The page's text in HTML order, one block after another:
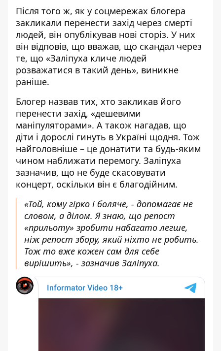
Після того ж, як у соцмережах блогера
закликали перенести захід через смерті
людей, він опублікував нові сторіз. У них
він відповів, що вважав, що скандал через
те, що «Заліпуха кличе людей
розважатися в такий день», виникне
раніше.
Блогер назвав тих, хто закликав його
перенести захід, «дешевими
маніпуляторами». А також нагадав, що
діти і дорослі гинуть в Україні щодня. Тож
найголовніше – це донатити та будь-яким
чином наближати перемогу. Заліпуха
зазначив, що не буде скасовувати
концерт, оскільки він є благодійним.
«Той, кому гірко і боляче, - допомагає не
словом, а ділом. Я знаю, що репост
«прильоту» зробити набагато легше,
ніж репост збору, який ніхто не робить.
Тож то вже кожен сам для себе
вирішить», - зазначив Заліпуха.